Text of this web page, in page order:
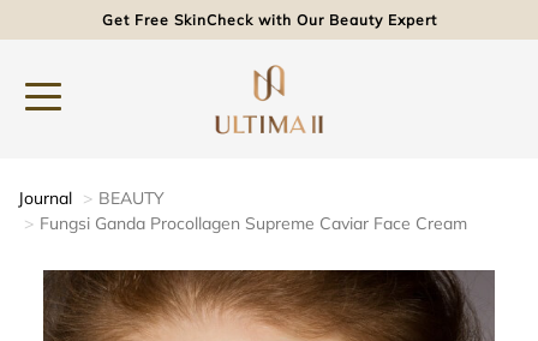
Get Free SkinCheck with Our Beauty Expert
Journal
BEAUTY
Fungsi Ganda Procollagen Supreme Caviar Face Cream